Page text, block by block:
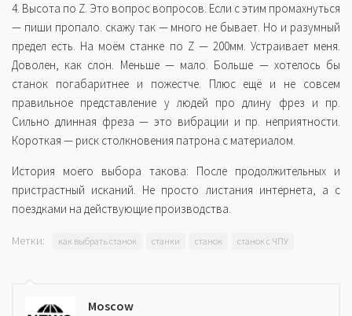
4. Высота по Z. Это вопрос вопросов. Если с этим промахнуться
— пиши пропало. скажу так — много не бывает. Но и разумный
предел есть. На моём станке по Z — 200мм. Устраивает меня.
Доволен, как слон. Меньше — мало. Больше — хотелось бы
станок погабаритнее и пожестче. Плюс ещё и не совсем
правильное представление у людей про длину фрез и пр.
Сильно длинная фреза — это вибрации и пр. неприятности.
Короткая — риск столкновения патрона с материалом.
История моего выбора такова: После продолжительных и
пристрастный исканий. Не просто листания интернета, а с
поездками на действующие производства.
Метки: как выбрать станок станки станок станок с ЧПУ
Moscow